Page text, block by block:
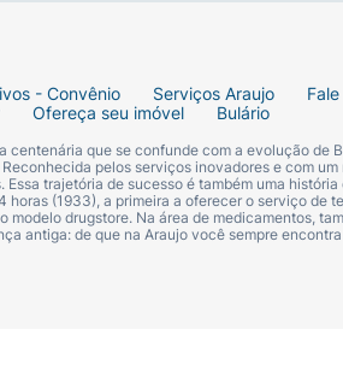
- Convênio Serviços Araujo
Ofereça seu imóvel Bulário
centenária que se confunde com a evolução de
pelos serviços inovadores e com um
trajetória de sucesso é também uma
(1933), a primeira a oferecer o serviço de
drugstore. Na área de medicamentos,
antiga: de que na Araujo você sempre